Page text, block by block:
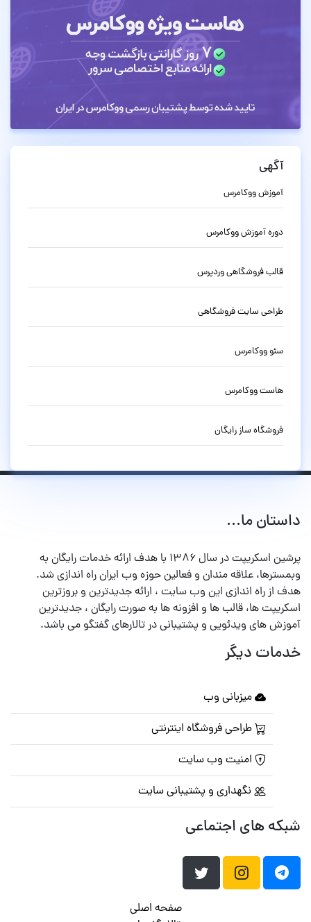
آگهی
آموزش ووکامرس
دوره آموزش ووکامرس
قالب فروشگاهی وردپرس
طراحی سایت فروشگاهی
سئو ووکامرس
هاست ووکامرس
فروشگاه ساز رایگان
داستان ما...
پرشین اسکریپت در سال ۱۳۸۶ با هدف ارائه خدمات رایگان به
وبمسترها، علاقه مندان و فعالین حوزه وب ایران راه اندازی شد.
هدف از راه اندازی این وب سایت ، ارائه جدیدترین و بروزترین
اسکریپت ها، قالب ها و افزونه ها به صورت رایگان ، جدیدترین
آموزش های ویدئویی و پشتیبانی در تالارهای گفتگو می باشد.
خدمات دیگر
میزبانی وب
طراحی فروشگاه اینترنتی
امنیت وب سایت
نگهداری و پشتیبانی سایت
شبکه های اجتماعی
صفحه اصلی